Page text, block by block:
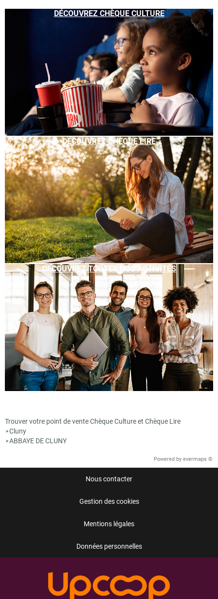
DÉCOUVREZ CHÈQUE CULTURE
DÉCOUVREZ CHÈQUE LIRE
DÉCOUVREZ TOUTES NOS ACTIVITÉS
Trouver votre point de vente Chèque Culture et Chèque Lire
>Cluny
>ABBAYE DE CLUNY
Powered by evermaps ©
Nous contacter
Gestion des cookies
Mentions légales
Données personnelles